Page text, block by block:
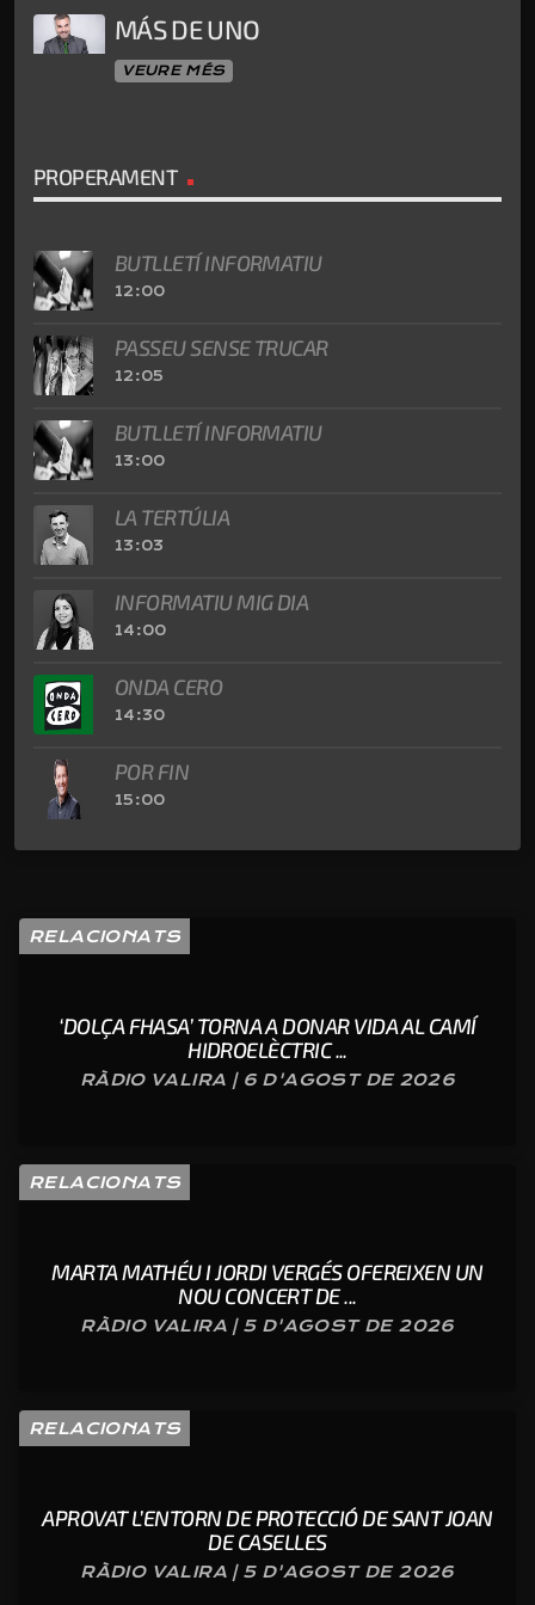
MÁS DE UNO
VEURE MÉS
PROPERAMENT
BUTLLETÍ INFORMATIU
12:00
PASSEU SENSE TRUCAR
12:05
BUTLLETÍ INFORMATIU
13:00
LA TERTÚLIA
13:03
INFORMATIU MIG DIA
14:00
ONDA CERO
14:30
POR FIN
15:00
RELACIONATS
‘DOLÇA FHASA’ TORNA A DONAR VIDA AL CAMÍ
HIDROELÈCTRIC ...
RÀDIO VALIRA | 6 D'AGOST DE 2026
RELACIONATS
MARTA MATHÉU I JORDI VERGÉS OFEREIXEN UN
NOU CONCERT DE ...
RÀDIO VALIRA | 5 D'AGOST DE 2026
RELACIONATS
APROVAT L’ENTORN DE PROTECCIÓ DE SANT JOAN
DE CASELLES
RÀDIO VALIRA | 5 D'AGOST DE 2026